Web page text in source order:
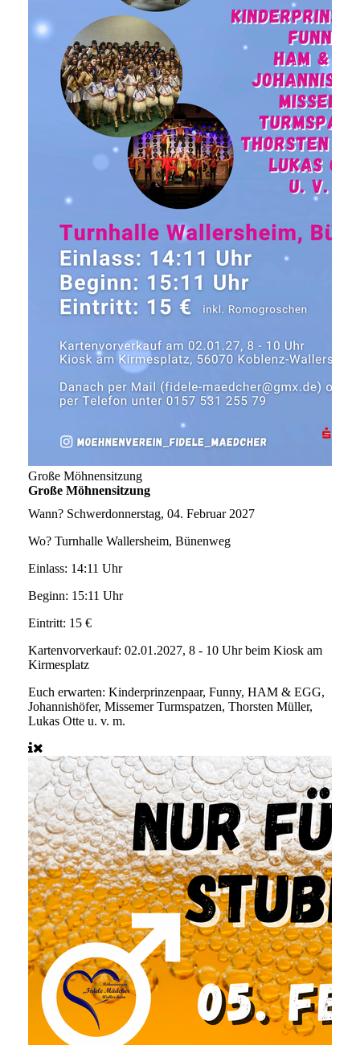
Große Möhnensitzung
Große Möhnensitzung
Wann? Schwerdonnerstag, 04. Februar 2027
Wo? Turnhalle Wallersheim, Bünenweg
Einlass: 14:11 Uhr
Beginn: 15:11 Uhr
Eintritt: 15 €
Kartenvorverkauf: 02.01.2027, 8 - 10 Uhr beim Kiosk am
Kirmesplatz
Euch erwarten: Kinderprinzenpaar, Funny, HAM & EGG,
Johannishöfer, Missemer Turmspatzen, Thorsten Müller,
Lukas Otte u. v. m.